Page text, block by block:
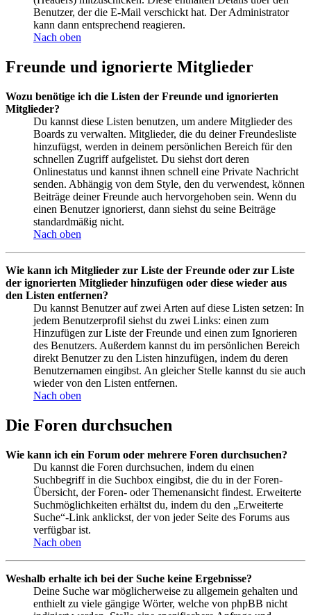
Benutzer, der die E-Mail verschickt hat. Der Administrator
kann dann entsprechend reagieren.
Nach oben
Freunde und ignorierte Mitglieder
Wozu benötige ich die Listen der Freunde und ignorierten
Mitglieder?
Du kannst diese Listen benutzen, um andere Mitglieder des
Boards zu verwalten. Mitglieder, die du deiner Freundesliste
hinzufügst, werden in deinem persönlichen Bereich für den
schnellen Zugriff aufgelistet. Du siehst dort deren
Onlinestatus und kannst ihnen schnell eine Private Nachricht
senden. Abhängig von dem Style, den du verwendest, können
Beiträge deiner Freunde auch hervorgehoben sein. Wenn du
einen Benutzer ignorierst, dann siehst du seine Beiträge
standardmäßig nicht.
Nach oben
Wie kann ich Mitglieder zur Liste der Freunde oder zur Liste
der ignorierten Mitglieder hinzufügen oder diese wieder aus
den Listen entfernen?
Du kannst Benutzer auf zwei Arten auf diese Listen setzen: In
jedem Benutzerprofil siehst du zwei Links: einen zum
Hinzufügen zur Liste der Freunde und einen zum Ignorieren
des Benutzers. Außerdem kannst du im persönlichen Bereich
direkt Benutzer zu den Listen hinzufügen, indem du deren
Benutzernamen eingibst. An gleicher Stelle kannst du sie auch
wieder von den Listen entfernen.
Nach oben
Die Foren durchsuchen
Wie kann ich ein Forum oder mehrere Foren durchsuchen?
Du kannst die Foren durchsuchen, indem du einen
Suchbegriff in die Suchbox eingibst, die du in der Foren-
Übersicht, der Foren- oder Themenansicht findest. Erweiterte
Suchmöglichkeiten erhältst du, indem du den „Erweiterte
Suche“-Link anklickst, der von jeder Seite des Forums aus
verfügbar ist.
Nach oben
Weshalb erhalte ich bei der Suche keine Ergebnisse?
Deine Suche war möglicherweise zu allgemein gehalten und
enthielt zu viele gängige Wörter, welche von phpBB nicht